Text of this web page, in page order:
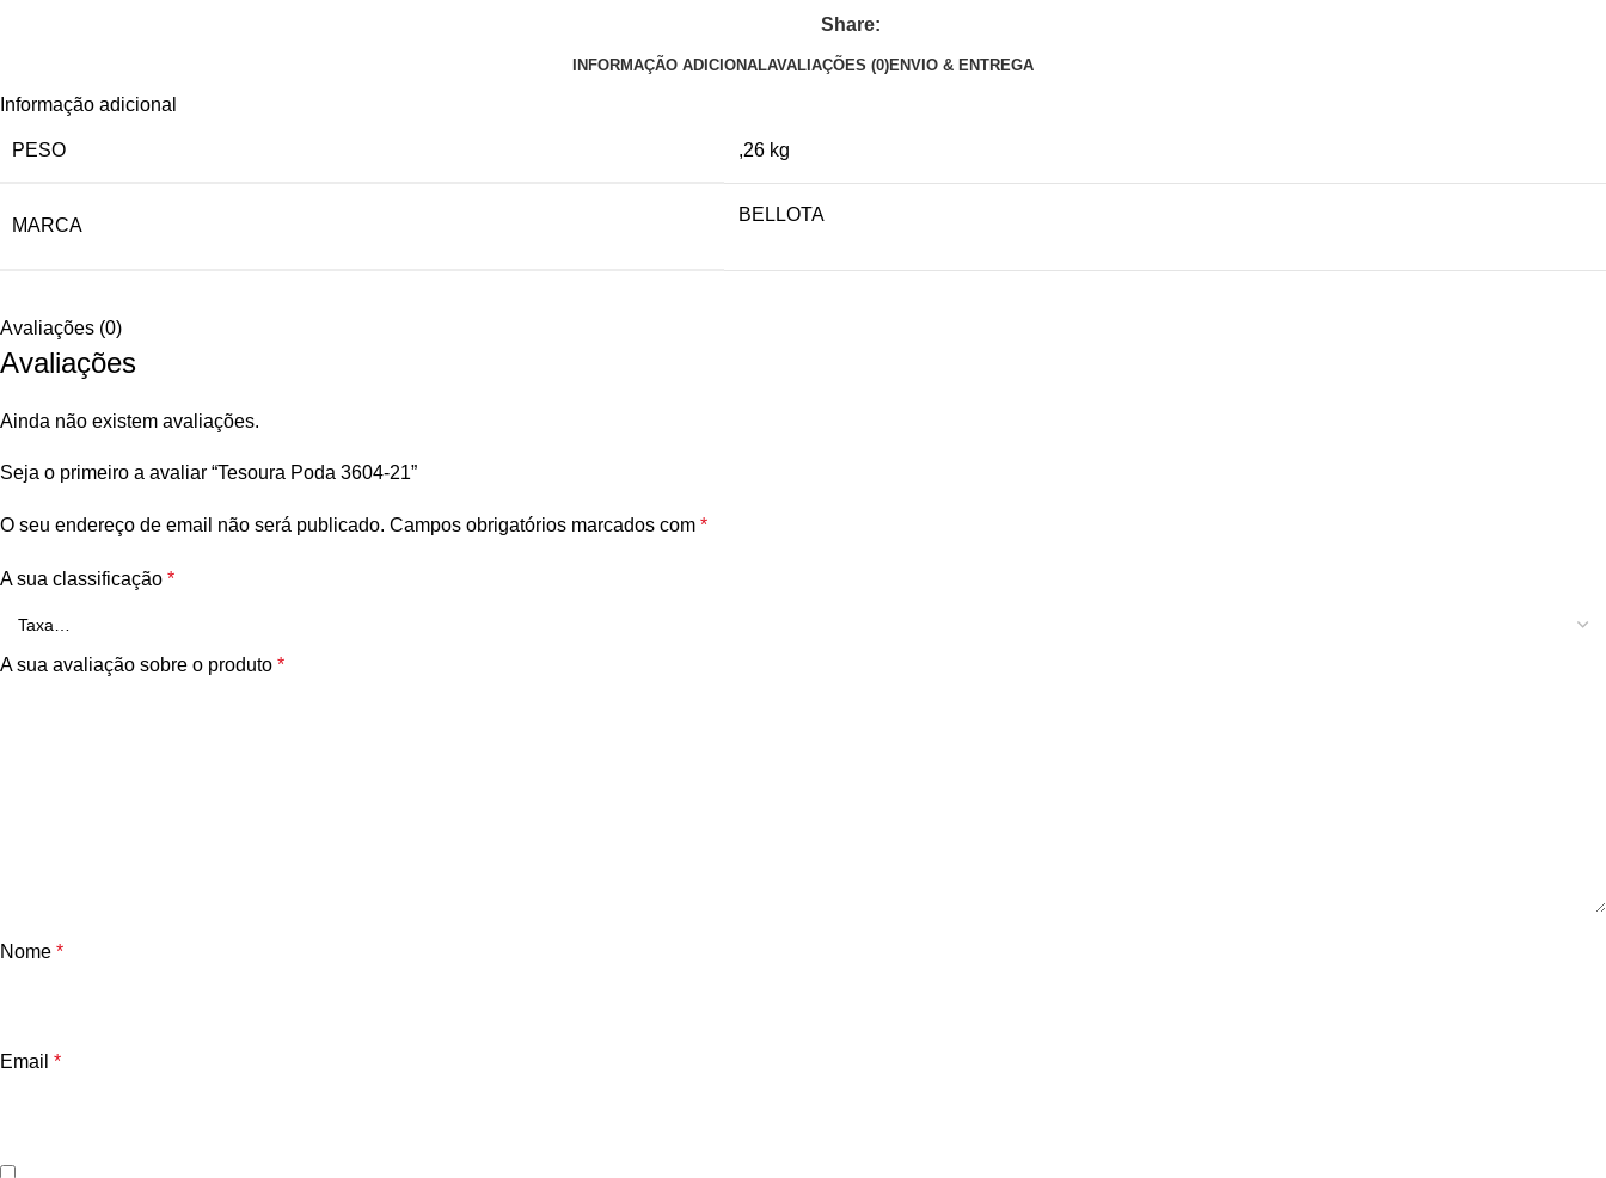
Share:
INFORMAÇÃO ADICIONALAVALIAÇÕES (0)ENVIO & ENTREGA
Informação adicional
PESO ,26 kg
MARCA
BELLOTA
Avaliações (0)
Avaliações
Ainda não existem avaliações.
Seja o primeiro a avaliar “Tesoura Poda 3604-21”
O seu endereço de email não será publicado. Campos obrigatórios marcados com *
A sua classificação *
A sua avaliação sobre o produto *
Nome *
Email *